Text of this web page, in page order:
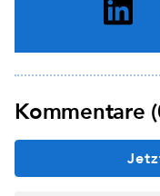
Kommentare